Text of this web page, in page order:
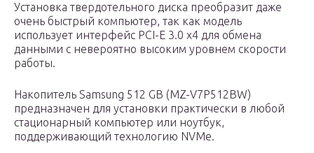
Установка твердотельного диска преобразит даже
очень быстрый компьютер, так как модель
использует интерфейс PCI-E 3.0 x4 для обмена
данными с невероятно высоким уровнем скорости
работы.
Накопитель Samsung 512 GB (MZ-V7P512BW)
предназначен для установки практически в любой
стационарный компьютер или ноутбук,
поддерживающий технологию NVMe.